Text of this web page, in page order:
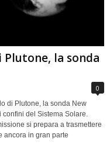
la sonda
0
di Plutone, la sonda New
confini del Sistema Solare.
si prepara a trasmettere
ancora in gran parte